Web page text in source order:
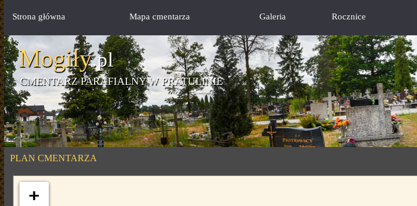
Mogiły.pl
CMENTARZ PARAFIALNY W PRATULINIE
Strona główna Mapa cmentarza Galeria Rocznice
PLAN CMENTARZA
+